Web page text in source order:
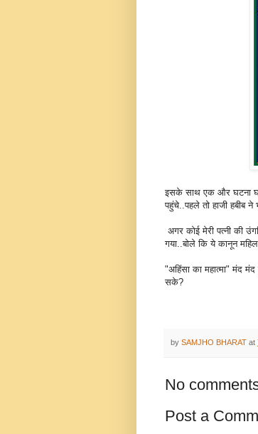
इसके साथ एक और घटना
पहुंचे..पहले तो हाजी हबीब
अगर कोई मेरी पत्नी की
गया..बोले कि ये कानून
"अहिंसा का महात्मा" मंद
सके?
by SAMJHO BHARAT at
No
Post a